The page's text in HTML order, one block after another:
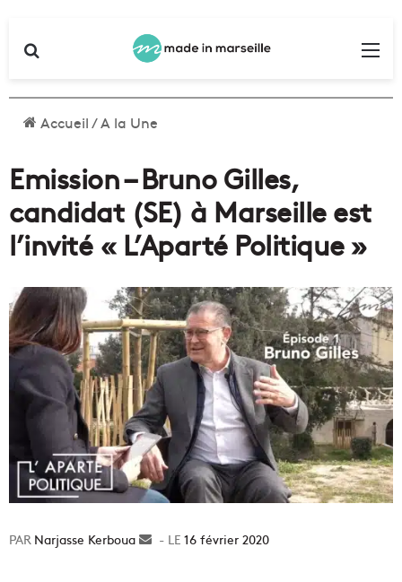
Accueil/A la Une
Emission – Bruno Gilles,
candidat (SE) à Marseille est
l’invité « L’Aparté Politique »
Narjasse Kerboua
Envoyer16 février 2020